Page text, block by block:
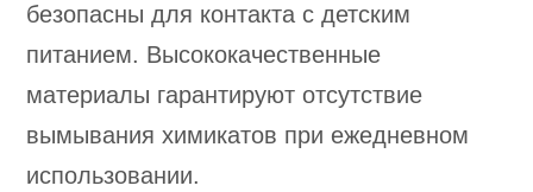
безопасны для контакта с детским
питанием. Высококачественные
материалы гарантируют отсутствие
вымывания химикатов при ежедневном
использовании.